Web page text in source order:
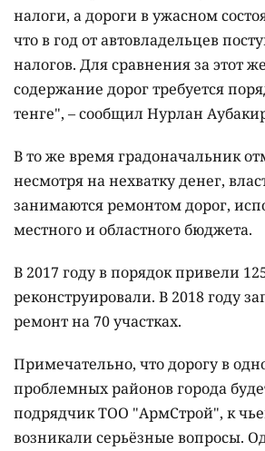
налоги, а дороги в ужасном
что в год от автовладельцев
налогов. Для сравнения за этот
содержание дорог требуется
тенге", – сообщил Нурлан
В то же время градоначальник
несмотря на нехватку денег,
занимаются ремонтом дорог,
местного и областного бюджета.
В 2017 году в порядок привели
реконструировали. В 2018 году
ремонт на 70 участках.
Примечательно, что дорогу в
проблемных районов города
подрядчик ТОО "АрмСтрой", к
возникали серьёзные вопросы.